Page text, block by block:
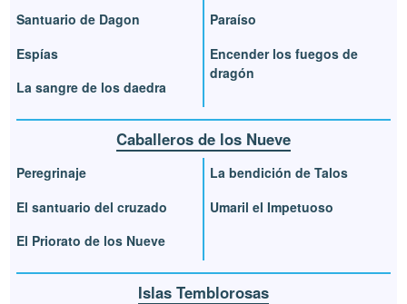
Santuario de Dagon
Espías
La sangre de los daedra
Paraíso
Encender los fuegos de
dragón
Caballeros de los Nueve
Peregrinaje
El santuario del cruzado
El Priorato de los Nueve
La bendición de Talos
Umaril el Impetuoso
Islas Temblorosas